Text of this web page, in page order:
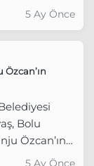
5 Ay Önce
Özcan’ın
Bolu
Özcan’ın
gösterdi.
5 Ay Önce